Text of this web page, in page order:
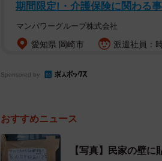
ニピン）のワンコたちが取り残され
いるのか、全くわかりません。警察
のの、「犬を引き取ることはできま
期間限定!・介護保険に関わる
マンパワーグループ株式会社
愛知県 岡崎市 派遣社員：
Sponsored by
おすすめニュース
【写真】民家の壁に